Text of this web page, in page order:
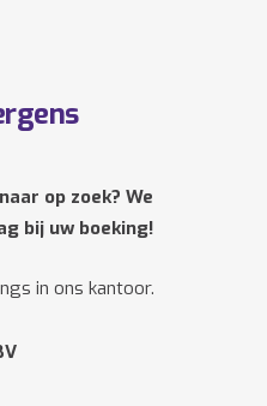
op zoek? We
bij uw boeking!
in ons kantoor.